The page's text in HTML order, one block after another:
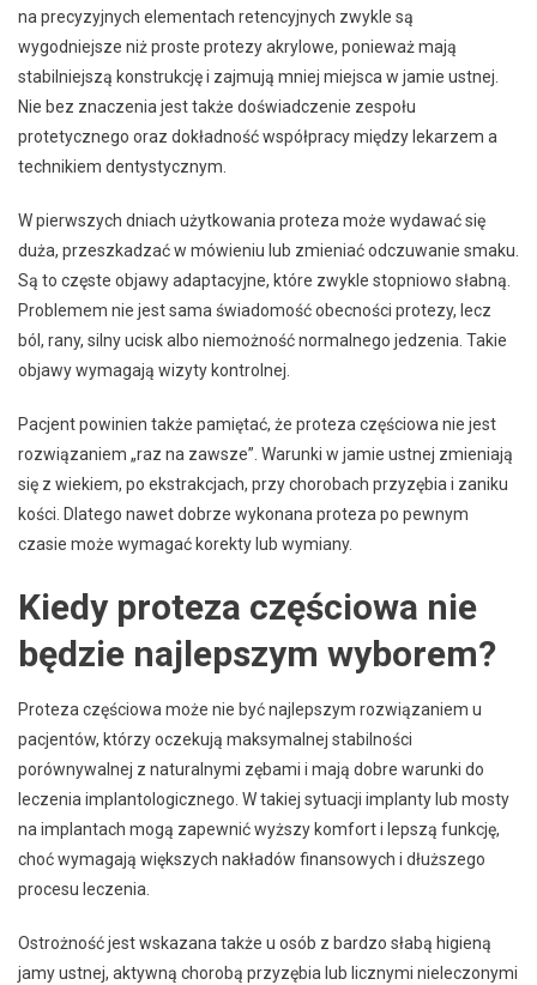
na precyzyjnych elementach retencyjnych zwykle są
wygodniejsze niż proste protezy akrylowe, ponieważ mają
stabilniejszą konstrukcję i zajmują mniej miejsca w jamie ustnej.
Nie bez znaczenia jest także doświadczenie zespołu
protetycznego oraz dokładność współpracy między lekarzem a
technikiem dentystycznym.
W pierwszych dniach użytkowania proteza może wydawać się
duża, przeszkadzać w mówieniu lub zmieniać odczuwanie smaku.
Są to częste objawy adaptacyjne, które zwykle stopniowo słabną.
Problemem nie jest sama świadomość obecności protezy, lecz
ból, rany, silny ucisk albo niemożność normalnego jedzenia. Takie
objawy wymagają wizyty kontrolnej.
Pacjent powinien także pamiętać, że proteza częściowa nie jest
rozwiązaniem „raz na zawsze”. Warunki w jamie ustnej zmieniają
się z wiekiem, po ekstrakcjach, przy chorobach przyzębia i zaniku
kości. Dlatego nawet dobrze wykonana proteza po pewnym
czasie może wymagać korekty lub wymiany.
Kiedy proteza częściowa nie
będzie najlepszym wyborem?
Proteza częściowa może nie być najlepszym rozwiązaniem u
pacjentów, którzy oczekują maksymalnej stabilności
porównywalnej z naturalnymi zębami i mają dobre warunki do
leczenia implantologicznego. W takiej sytuacji implanty lub mosty
na implantach mogą zapewnić wyższy komfort i lepszą funkcję,
choć wymagają większych nakładów finansowych i dłuższego
procesu leczenia.
Ostrożność jest wskazana także u osób z bardzo słabą higieną
jamy ustnej, aktywną chorobą przyzębia lub licznymi nieleczonymi